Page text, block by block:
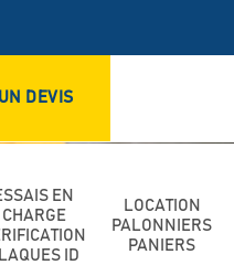
DEVIS
EN
CHARGE
ID
LOCATION
PALONNIERS
PANIERS